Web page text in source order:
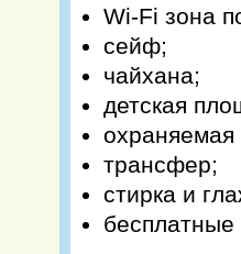
Wi-Fi зона
сейф;
чайхана;
детская
охраняемая
трансфер;
стирка и